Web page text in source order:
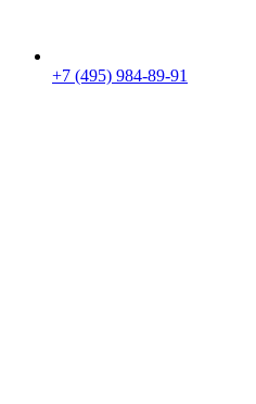
+7 (495) 984-89-91